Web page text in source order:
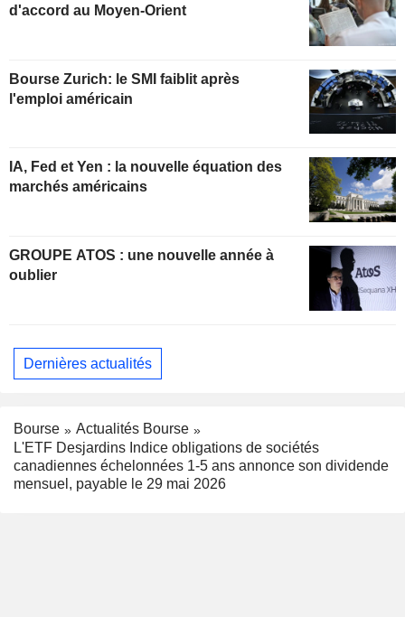
d'accord au Moyen-Orient
Bourse Zurich: le SMI faiblit après
l'emploi américain
IA, Fed et Yen : la nouvelle équation des
marchés américains
GROUPE ATOS : une nouvelle année à
oublier
Dernières actualités
Bourse
Actualités Bourse
L'ETF Desjardins Indice obligations de sociétés
canadiennes échelonnées 1-5 ans annonce son dividende
mensuel, payable le 29 mai 2026